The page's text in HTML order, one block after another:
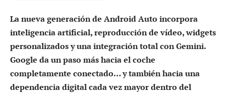
La nueva generación de Android Auto incorpora
inteligencia artificial, reproducción de vídeo, widgets
personalizados y una integración total con Gemini.
Google da un paso más hacia el coche
completamente conectado… y también hacia una
dependencia digital cada vez mayor dentro del